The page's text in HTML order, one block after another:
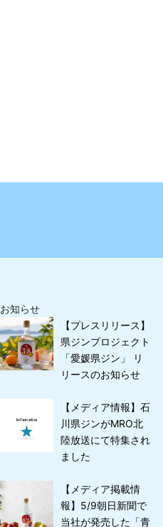
お知らせ
【プレスリリース】
県ジンプロジェクト
「愛媛県ジン」 リ
リースのお知らせ
【メディア情報】石
川県ジンがMRO北
陸放送にて特集され
ました
【メディア掲載情
報】5/9朝日新聞で
当社が発売した「青